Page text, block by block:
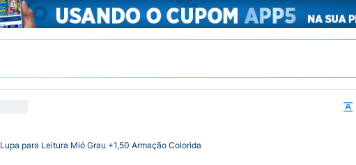
Lupa para Leitura Mió Grau +1,50 Armação Colorida